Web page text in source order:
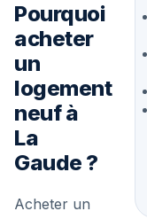
Pourquoi
acheter
un
logement
neuf à
La
Gaude ?
Acheter un